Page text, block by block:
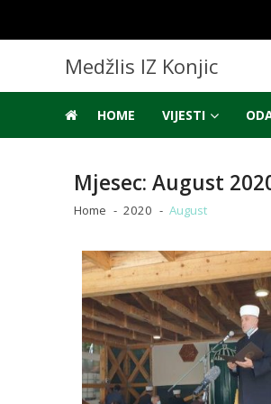
navigation
content
Medžlis IZ Konjic
HOME VIJESTI
Mjesec: August
Home 2020 August